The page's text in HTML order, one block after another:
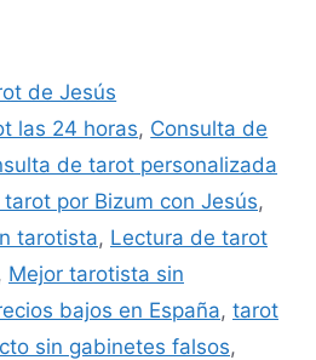
de Jesús
las 24 horas, Consulta de
de tarot personalizada
por Bizum con Jesús,
tarotista, Lectura de tarot
, Mejor tarotista sin
bajos en España, tarot
sin gabinetes falsos,